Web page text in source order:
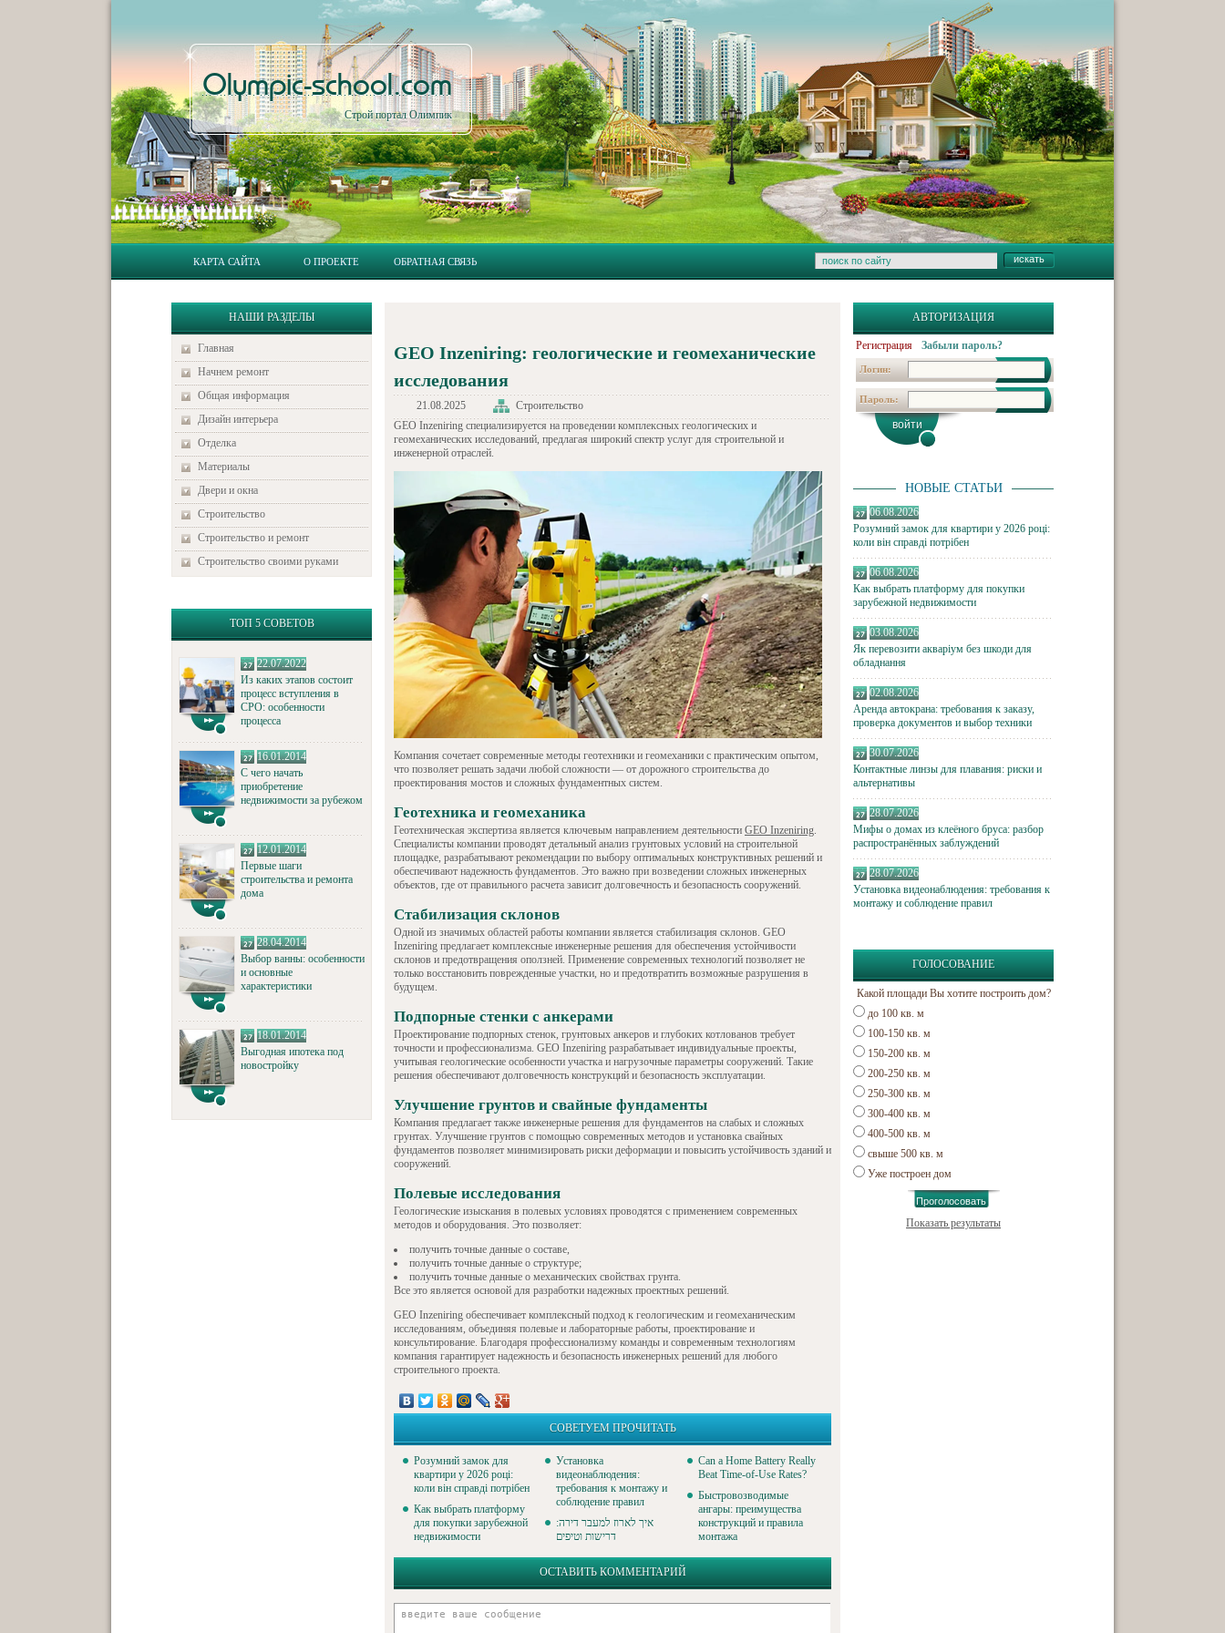
Olympic-school.com
Строй портал Олимпик
КАРТА САЙТА О ПРОЕКТЕ ОБРАТНАЯ СВЯЗЬ
НАШИ РАЗДЕЛЫ
Главная
Начнем ремонт
Общая информация
Дизайн интерьера
Отделка
Материалы
Двери и окна
Строительство
Строительство и ремонт
Строительство своими руками
ТОП 5 СОВЕТОВ
22.07.2022
Из каких этапов состоит
процесс вступления в
СРО: особенности
процесса
16.01.2014
С чего начать
приобретение
недвижимости за рубежом
12.01.2014
Первые шаги
строительства и ремонта
дома
28.04.2014
Выбор ванны: особенности
и основные
характеристики
18.01.2014
Выгодная ипотека под
новостройку
АВТОРИЗАЦИЯ
Регистрация Забыли пароль?
Логин:
Пароль:
НОВЫЕ СТАТЬИ
06.08.2026
Розумний замок для квартири у 2026 році:
коли він справді потрібен
06.08.2026
Как выбрать платформу для покупки
зарубежной недвижимости
03.08.2026
Як перевозити акваріум без шкоди для
обладнання
02.08.2026
Аренда автокрана: требования к заказу,
проверка документов и выбор техники
30.07.2026
Контактные линзы для плавания: риски и
альтернативы
28.07.2026
Мифы о домах из клеёного бруса: разбор
распространённых заблуждений
28.07.2026
Установка видеонаблюдения: требования к
монтажу и соблюдение правил
ГОЛОСОВАНИЕ
Какой площади Вы хотите построить дом?
до 100 кв. м
100-150 кв. м
150-200 кв. м
200-250 кв. м
250-300 кв. м
300-400 кв. м
400-500 кв. м
свыше 500 кв. м
Уже построен дом
Показать результаты
GEO Inzeniring: геологические и геомеханические
исследования
21.08.2025
Строительство
GEO Inzeniring специализируется на проведении комплексных геологических и
геомеханических исследований, предлагая широкий спектр услуг для строительной и
инженерной отраслей.
Компания сочетает современные методы геотехники и геомеханики с практическим опытом,
что позволяет решать задачи любой сложности — от дорожного строительства до
проектирования мостов и сложных фундаментных систем.
Геотехника и геомеханика
Геотехническая экспертиза является ключевым направлением деятельности GEO Inzeniring.
Специалисты компании проводят детальный анализ грунтовых условий на строительной
площадке, разрабатывают рекомендации по выбору оптимальных конструктивных решений и
обеспечивают надежность фундаментов. Это важно при возведении сложных инженерных
объектов, где от правильного расчета зависит долговечность и безопасность сооружений.
Стабилизация склонов
Одной из значимых областей работы компании является стабилизация склонов. GEO
Inzeniring предлагает комплексные инженерные решения для обеспечения устойчивости
склонов и предотвращения оползней. Применение современных технологий позволяет не
только восстановить поврежденные участки, но и предотвратить возможные разрушения в
будущем.
Подпорные стенки с анкерами
Проектирование подпорных стенок, грунтовых анкеров и глубоких котлованов требует
точности и профессионализма. GEO Inzeniring разрабатывает индивидуальные проекты,
учитывая геологические особенности участка и нагрузочные параметры сооружений. Такие
решения обеспечивают долговечность конструкций и безопасность эксплуатации.
Улучшение грунтов и свайные фундаменты
Компания предлагает также инженерные решения для фундаментов на слабых и сложных
грунтах. Улучшение грунтов с помощью современных методов и установка свайных
фундаментов позволяет минимизировать риски деформации и повысить устойчивость зданий и
сооружений.
Полевые исследования
Геологические изыскания в полевых условиях проводятся с применением современных
методов и оборудования. Это позволяет:
получить точные данные о составе,
получить точные данные о структуре;
получить точные данные о механических свойствах грунта.
Все это является основой для разработки надежных проектных решений.
GEO Inzeniring обеспечивает комплексный подход к геологическим и геомеханическим
исследованиям, объединяя полевые и лабораторные работы, проектирование и
консультирование. Благодаря профессионализму команды и современным технологиям
компания гарантирует надежность и безопасность инженерных решений для любого
строительного проекта.
СОВЕТУЕМ ПРОЧИТАТЬ
Розумний замок для
квартири у 2026 році:
коли він справді потрібен
Как выбрать платформу
для покупки зарубежной
недвижимости
Установка
видеонаблюдения:
требования к монтажу и
соблюдение правил
איך לארוז למעבר דירה:
דרישות וטיפים
Can a Home Battery Really
Beat Time-of-Use Rates?
Быстровозводимые
ангары: преимущества
конструкций и правила
монтажа
ОСТАВИТЬ КОММЕНТАРИЙ